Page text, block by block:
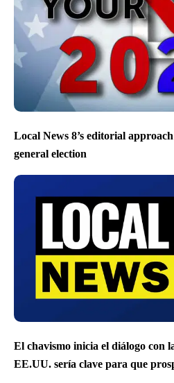
Local News 8’s editorial
general election
El chavismo inicia el diálogo con
EE.UU. sería clave para que